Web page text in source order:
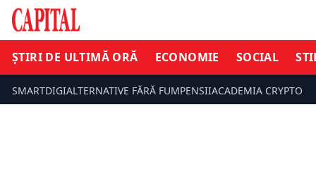
ȘTIRI DE ULTIMĂ ORĂ ECONOMIE SOCIAL
SMARTDIGIALTERNATIVE FĂRĂ FUMPENSIIACADEMIA CRYPTO